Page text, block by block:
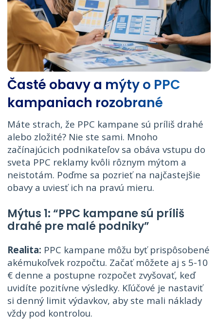
Časté obavy a mýty o PPC
kampaniach rozobrané
Máte strach, že PPC kampane sú príliš drahé
alebo zložité? Nie ste sami. Mnoho
začínajúcich podnikateľov sa obáva vstupu do
sveta PPC reklamy kvôli rôznym mýtom a
neistotám. Poďme sa pozrieť na najčastejšie
obavy a uviesť ich na pravú mieru.
Mýtus 1: “PPC kampane sú príliš
drahé pre malé podniky”
Realita: PPC kampane môžu byť prispôsobené
akémukoľvek rozpočtu. Začať môžete aj s 5-10
€ denne a postupne rozpočet zvyšovať, keď
uvidíte pozitívne výsledky. Kľúčové je nastaviť
si denný limit výdavkov, aby ste mali náklady
vždy pod kontrolou.